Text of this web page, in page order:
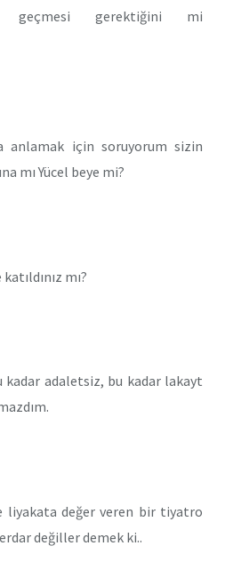
geçmesi gerektiğini mi
anlamak için soruyorum sizin
mı Yücel beye mi?
mı?
kadar adaletsiz, bu kadar lakayt
liyakata değer veren bir tiyatro
değiller demek ki..